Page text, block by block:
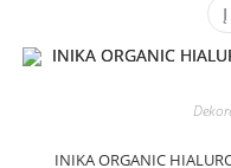
INIKA ORGANIC